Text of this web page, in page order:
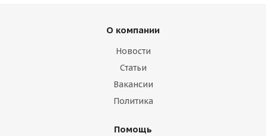
О компании
Новости
Статьи
Вакансии
Политика
Помощь